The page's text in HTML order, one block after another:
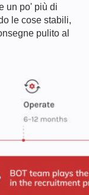
un po' più di
le cose stabili,
pulito al